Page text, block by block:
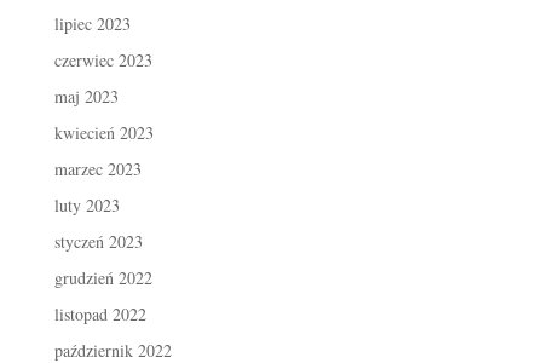
lipiec 2023
czerwiec 2023
maj 2023
kwiecień 2023
marzec 2023
luty 2023
styczeń 2023
grudzień 2022
listopad 2022
październik 2022